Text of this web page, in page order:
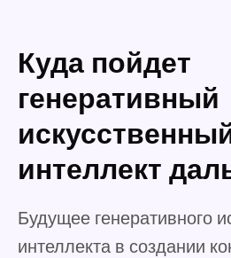
Куда пойдет
генеративный
интеллект
Будущее генеративного
интеллекта в создании